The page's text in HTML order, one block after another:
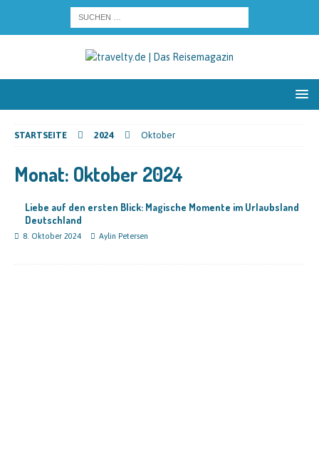
STARTSEITE 2024 Oktober
Monat: Oktober 2024
Liebe auf den ersten Blick: Magische Momente im Urlaubsland
Deutschland
8. Oktober 2024 Aylin Petersen